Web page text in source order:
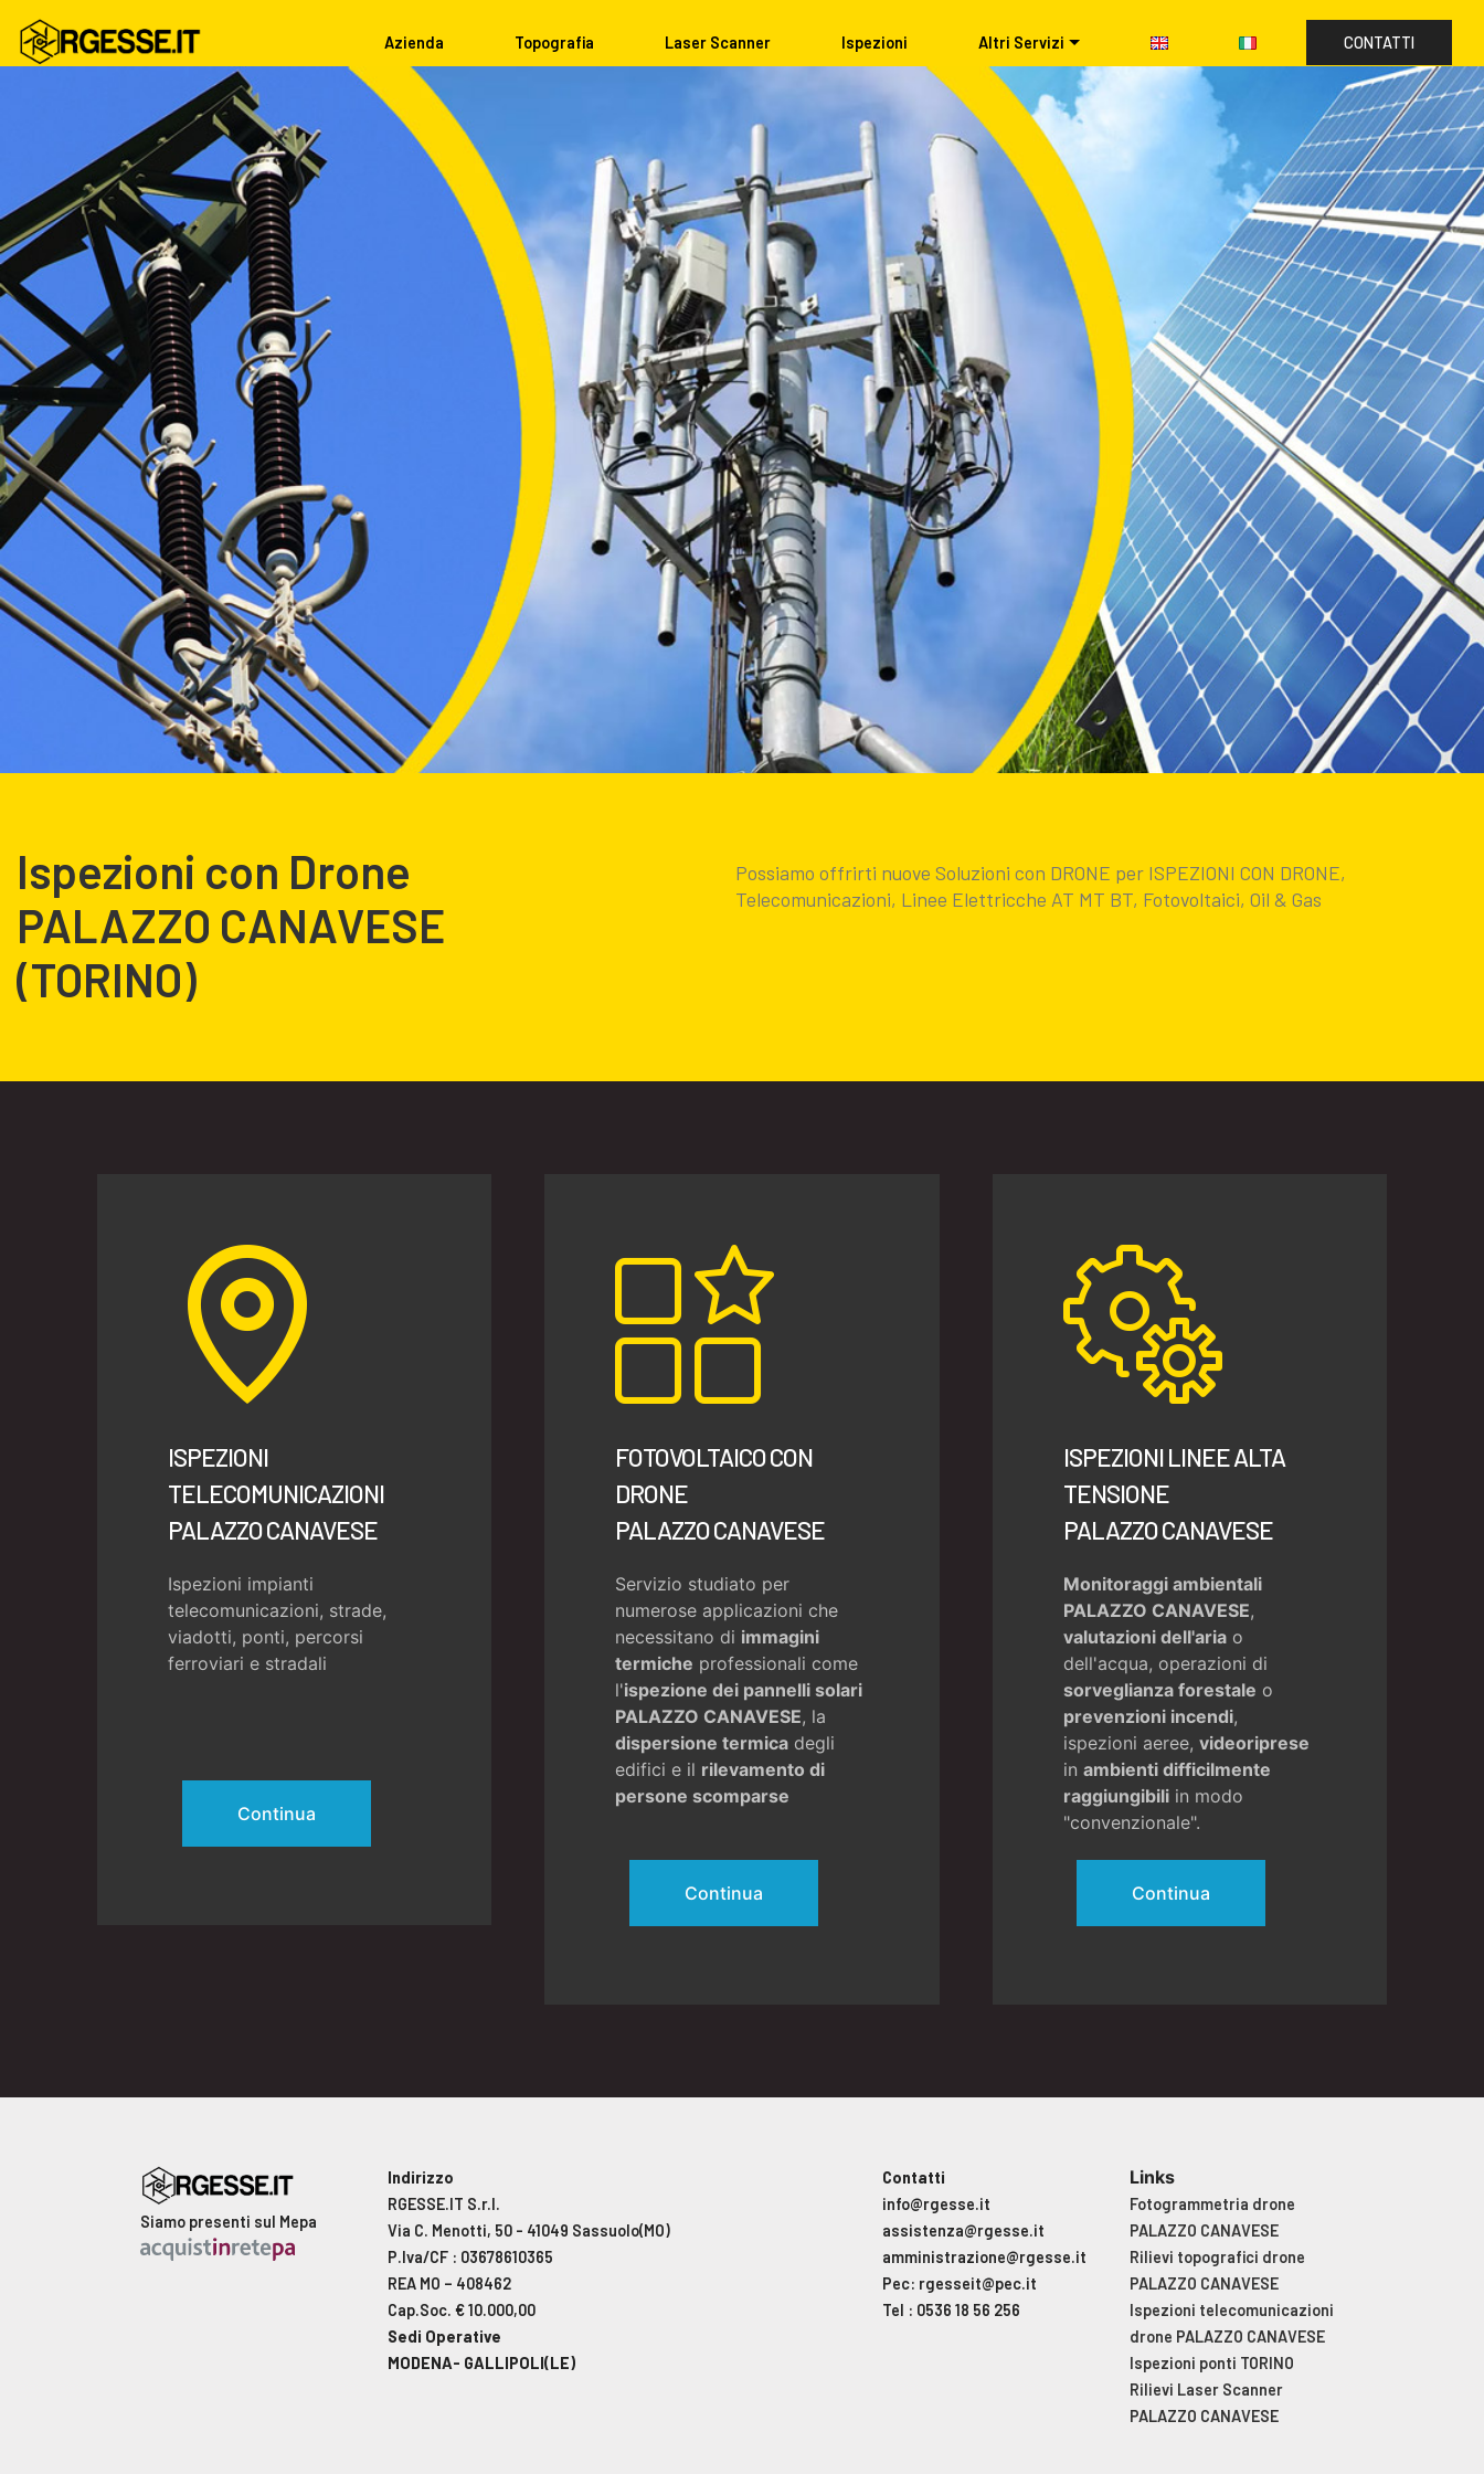
Azienda Topografia Laser Scanner Ispezioni Altri Servizi CONTATTI
Ispezioni con Drone
PALAZZO CANAVESE
(TORINO)
Possiamo offrirti nuove Soluzioni con DRONE per ISPEZIONI CON DRONE,
Telecomunicazioni, Linee Elettricche AT MT BT, Fotovoltaici, Oil & Gas
ISPEZIONI
TELECOMUNICAZIONI
PALAZZO CANAVESE
Ispezioni impianti
telecomunicazioni, strade,
viadotti, ponti, percorsi
ferroviari e stradali
Continua
FOTOVOLTAICO CON
DRONE
PALAZZO CANAVESE
Servizio studiato per
numerose applicazioni che
necessitano di immagini
termiche professionali come
l'ispezione dei pannelli solari
PALAZZO CANAVESE, la
dispersione termica degli
edifici e il rilevamento di
persone scomparse
Continua
ISPEZIONI LINEE ALTA
TENSIONE
PALAZZO CANAVESE
Monitoraggi ambientali
PALAZZO CANAVESE,
valutazioni dell'ariao
dell'acqua, operazioni di
sorveglianza forestale o
prevenzioni incendi,
ispezioni aeree, videoriprese
in ambienti difficilmente
raggiungibiliin modo
"convenzionale".
Continua
Siamo presenti sul Mepa
Indirizzo
RGESSE.IT S.r.l.
Via C. Menotti, 50 - 41049 Sassuolo(MO)
P.Iva/CF : 03678610365
REA MO – 408462
Cap.Soc. € 10.000,00
Sedi Operative
MODENA- GALLIPOLI(LE)
Contatti
info@rgesse.it
assistenza@rgesse.it
amministrazione@rgesse.it
Pec: rgesseit@pec.it
Tel : 0536 18 56 256
Links
Fotogrammetria drone
PALAZZO CANAVESE
Rilievi topografici drone
PALAZZO CANAVESE
Ispezioni telecomunicazioni
drone PALAZZO CANAVESE
Ispezioni ponti TORINO
Rilievi Laser Scanner
PALAZZO CANAVESE